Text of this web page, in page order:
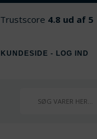
Trustscore 4.8 ud af 5
KUNDESIDE - LOG IND